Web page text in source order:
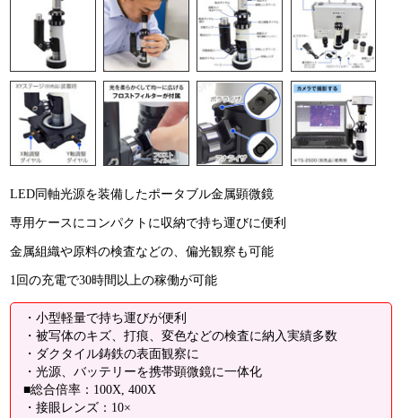
LED同軸光源を装備したポータブル金属顕微鏡
専用ケースにコンパクトに収納で持ち運びに便利
金属組織や原料の検査などの、偏光観察も可能
1回の充電で30時間以上の稼働が可能
・小型軽量で持ち運びが便利
・被写体のキズ、打痕、変色などの検査に納入実績多数
・ダクタイル鋳鉄の表面観察に
・光源、バッテリーを携帯顕微鏡に一体化
■総合倍率：100X, 400X
・接眼レンズ：10×